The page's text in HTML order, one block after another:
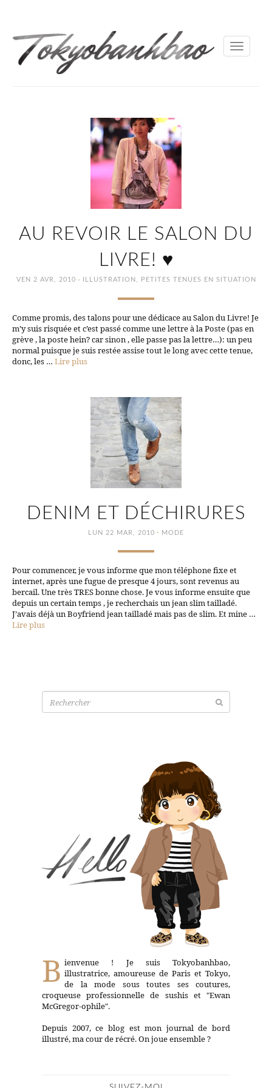
Toggle
AU REVOIR LE SALON DU
LIVRE! ♥
VEN 2 AVR, 2010 · ILLUSTRATION , PETITES TENUES EN SITUATION
Comme promis, des talons pour une dédicace au Salon du Livre! Je
m’y suis risquée et c’est passé comme une lettre à la Poste (pas en
grève , la poste hein? car sinon , elle passe pas la lettre…): un peu
normal puisque je suis restée assise tout le long avec cette tenue,
donc, les … Lire plus
DENIM ET DÉCHIRURES
LUN 22 MAR, 2010 · MODE
Pour commencer, je vous informe que mon téléphone fixe et
internet, après une fugue de presque 4 jours, sont revenus au
bercail. Une très TRES bonne chose. Je vous informe ensuite que
depuis un certain temps , je recherchais un jean slim tailladé.
J’avais déjà un Boyfriend jean tailladé mais pas de slim. Et mine …
Lire plus
Recherche
pour:
B ienvenue ! Je suis Tokyobanhbao,
illustratrice, amoureuse de Paris et Tokyo,
de la mode sous toutes ses coutures,
croqueuse professionnelle de sushis et "Ewan
McGregor-ophile".
Depuis 2007, ce blog est mon journal de bord
illustré, ma cour de récré. On joue ensemble ?